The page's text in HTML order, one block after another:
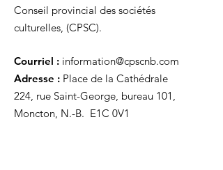
Conseil provincial des sociétés
culturelles, (CPSC).
Courriel : information@cpscnb.com
Adresse : Place de la Cathédrale
224, rue Saint-George, bureau 101,
Moncton, N.-B. E1C 0V1